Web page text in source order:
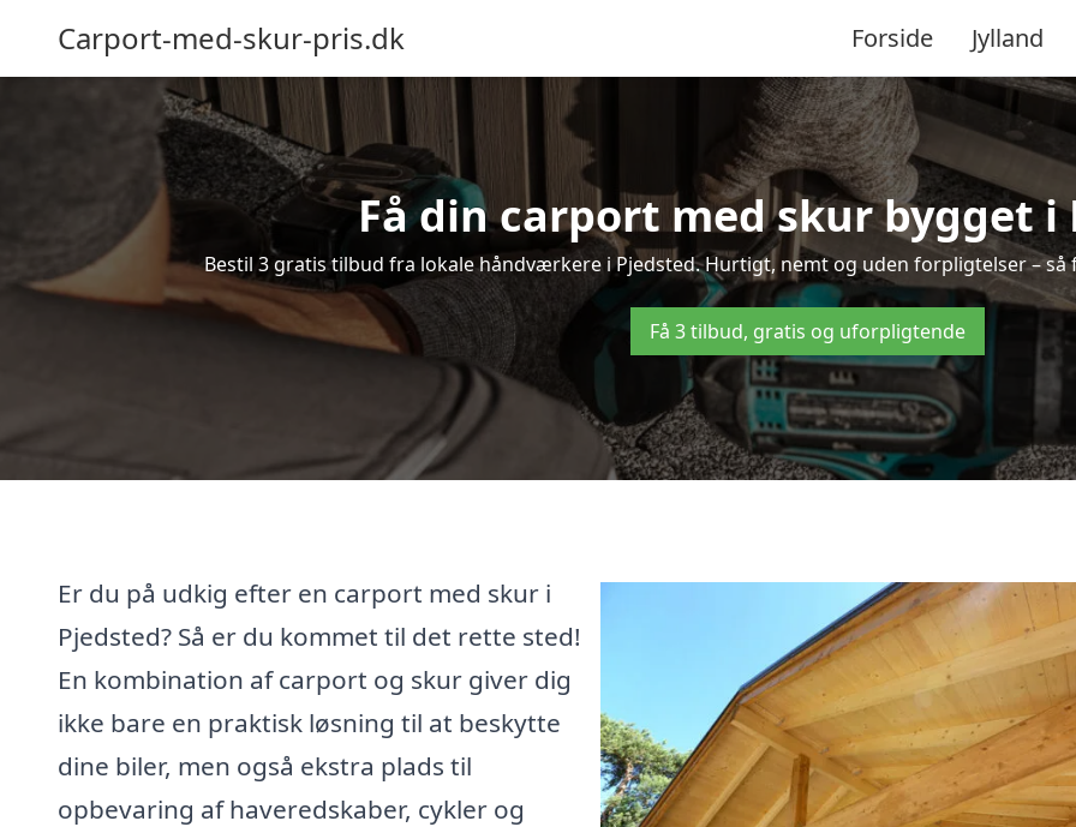
Carport-med-skur-pris.dk Forside Jylland
Få din carport med skur bygget i
Bestil 3 gratis tilbud fra lokale håndværkere i Pjedsted. Hurtigt, nemt og uden forpligtelser –
Få 3 tilbud, gratis og uforpligtende
Er du på udkig efter en carport med skur i
Pjedsted? Så er du kommet til det rette sted!
En kombination af carport og skur giver dig
ikke bare en praktisk løsning til at beskytte
dine biler, men også ekstra plads til
opbevaring af haveredskaber, cykler og